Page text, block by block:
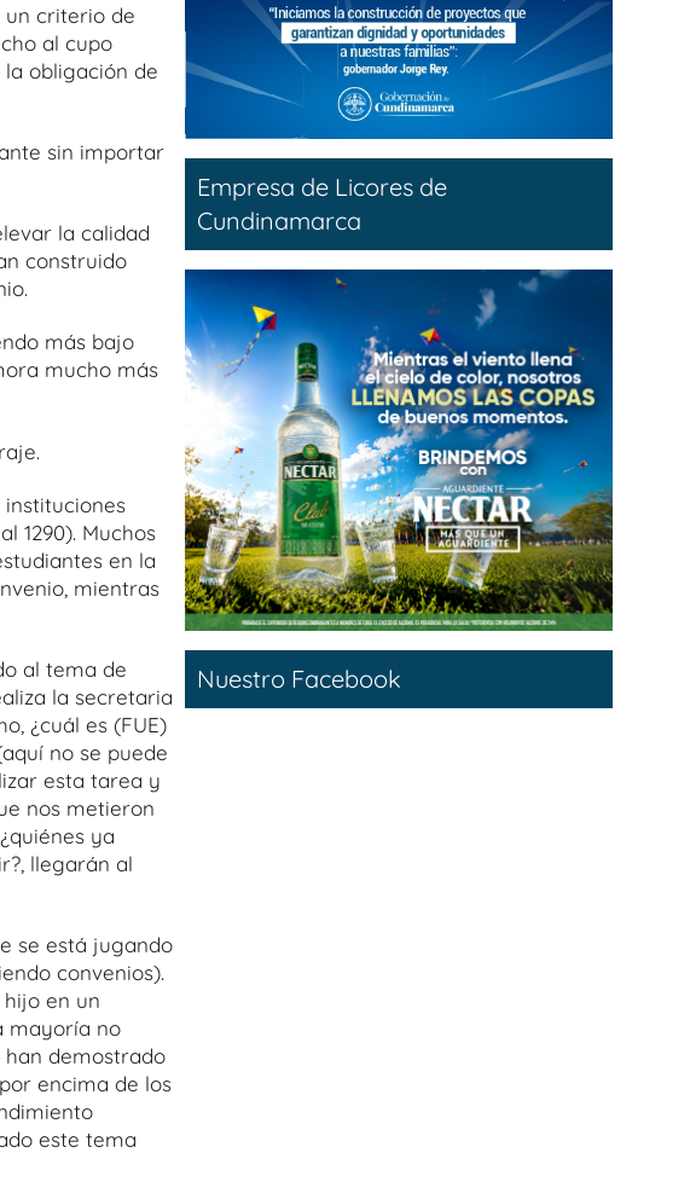
un criterio de
al cupo
obligación de
sin importar
la calidad
construido
más bajo
mucho más
1290). Muchos
en la
mientras
al tema de
la secretaria
¿cuál es (FUE)
no se puede
esta tarea y
nos metieron
ya
llegarán al
se está jugando
convenios).
en un
mayoría no
demostrado
encima de los
este tema
Empresa de Licores de
Cundinamarca
Nuestro Facebook